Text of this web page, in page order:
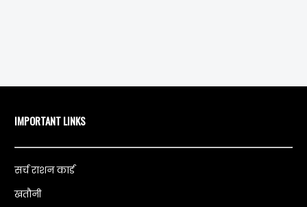
IMPORTANT LINKS
सर्च राशन कार्ड
खतौनी